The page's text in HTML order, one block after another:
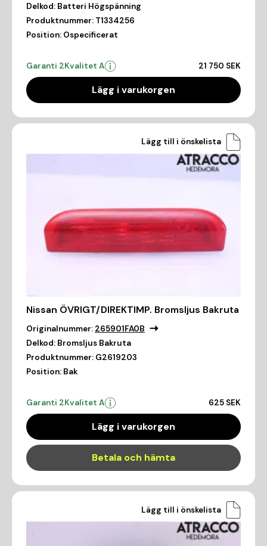
Delkod: Batteri Högspänning
Produktnummer: T1334256
Position: Ospecificerat
Garanti 2Kvalitet A 21 750 SEK
Lägg i varukorgen
Lägg till i önskelista
Nissan ÖVRIGT/DIREKTIMP. Bromsljus Bakruta
Originalnummer: 265901FA0B
Delkod: Bromsljus Bakruta
Produktnummer: G2619203
Position: Bak
Garanti 2Kvalitet A 625 SEK
Lägg i varukorgen
Betala och hämta
Lägg till i önskelista